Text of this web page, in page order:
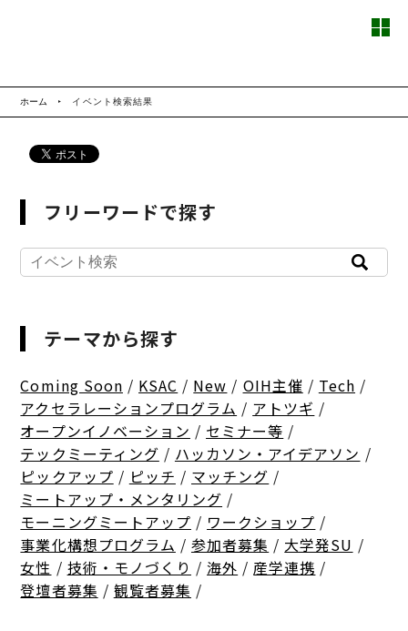
ホーム イベント検索結果
フリーワードで探す
テーマから探す
Coming Soon / KSAC / New / OIH主催 / Tech /
アクセラレーションプログラム / アトツギ /
オープンイノベーション / セミナー等 /
テックミーティング / ハッカソン・アイデアソン /
ピックアップ / ピッチ / マッチング /
ミートアップ・メンタリング /
モーニングミートアップ / ワークショップ /
事業化構想プログラム / 参加者募集 / 大学発SU /
女性 / 技術・モノづくり / 海外 / 産学連携 /
登壇者募集 / 観覧者募集 /